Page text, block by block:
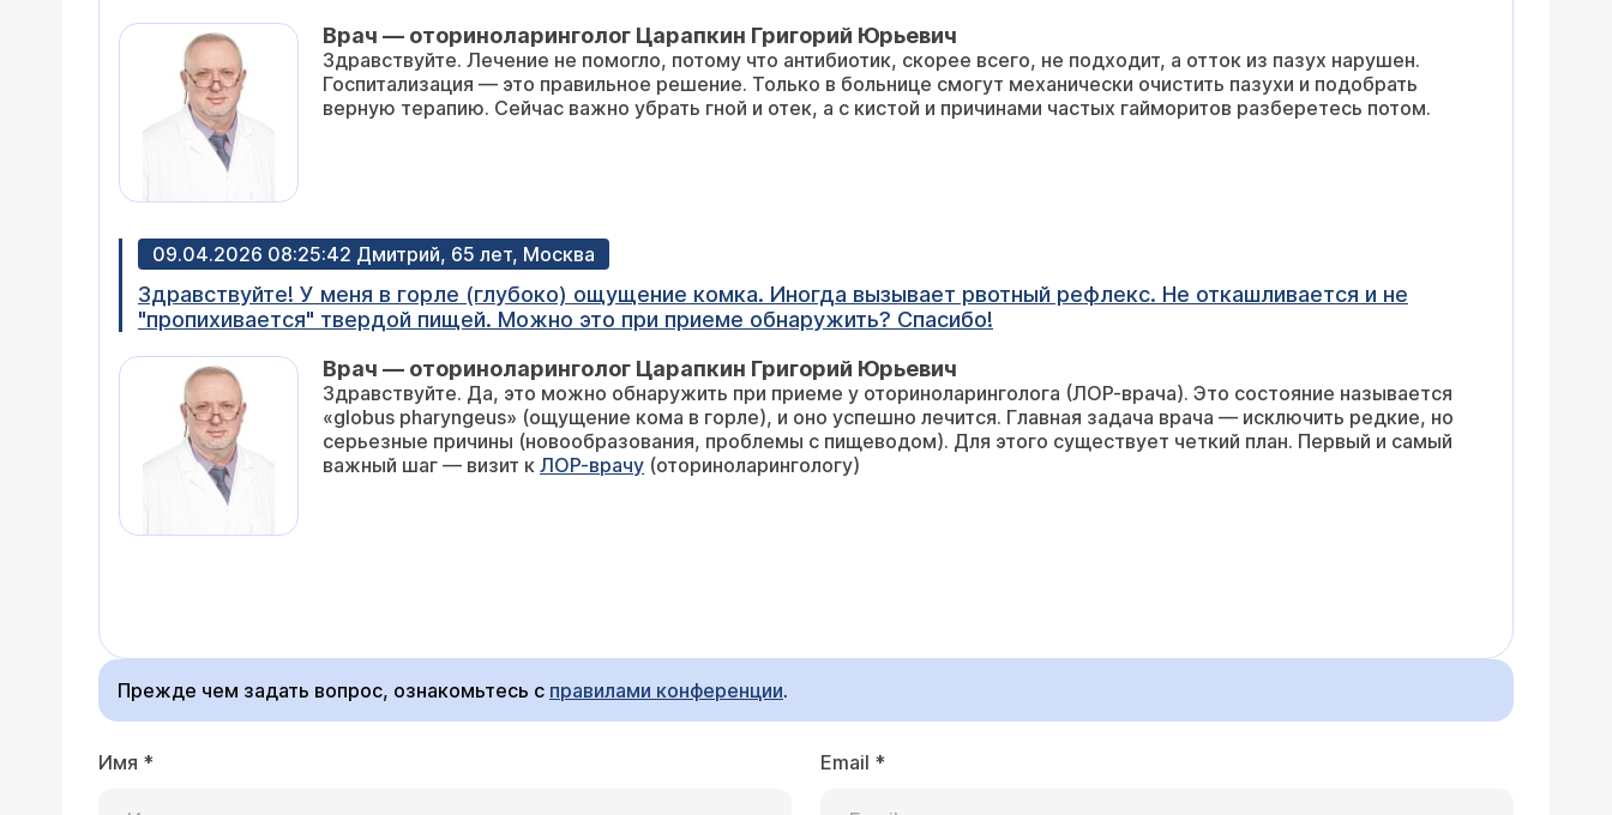
больницу, врач сказала, возможно там киста или реально так гайморит за неделю разошёлся. Вопрос: как такое может
быть? Почему лечение не только не помогло, но и ухудшило ситуацию?
Врач — оториноларинголог Царапкин Григорий Юрьевич
Здравствуйте. Лечение не помогло, потому что антибиотик, скорее всего, не подходит, а отток из пазух нарушен.
Госпитализация — это правильное решение. Только в больнице смогут механически очистить пазухи и подобрать
верную терапию. Сейчас важно убрать гной и отек, а с кистой и причинами частых гайморитов разберетесь потом.
09.04.2026 08:25:42 Дмитрий, 65 лет, Москва
Здравствуйте! У меня в горле (глубоко) ощущение комка. Иногда вызывает рвотный рефлекс. Не откашливается и не
"пропихивается" твердой пищей. Можно это при приеме обнаружить? Спасибо!
Врач — оториноларинголог Царапкин Григорий Юрьевич
Здравствуйте. Да, это можно обнаружить при приеме у оториноларинголога (ЛОР-врача). Это состояние называется
«globus pharyngeus» (ощущение кома в горле), и оно успешно лечится. Главная задача врача — исключить редкие, но
серьезные причины (новообразования, проблемы с пищеводом). Для этого существует четкий план. Первый и самый
важный шаг — визит к ЛОР-врачу (оториноларингологу)
Прежде чем задать вопрос, ознакомьтесь с правилами конференции.
Имя * Email *